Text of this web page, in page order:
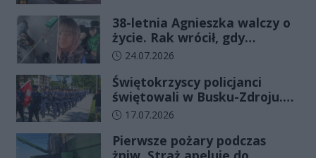
38-letnia Agnieszka walczy o
życie. Rak wrócił, gdy
wydawało się, że najgorsze
Data dodania artykułu:
24.07.2026
Świętokrzyscy policjanci
świętowali w Busku-Zdroju.
Czterdziestu nowych
ślubowanie
Data dodania artykułu:
17.07.2026
Pierwsze pożary podczas